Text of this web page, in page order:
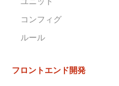
コンフィグ
ルール
フロントエンド開発